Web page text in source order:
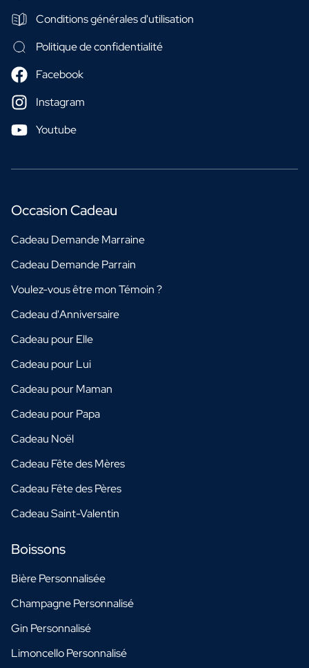
Conditions générales d'utilisation
Politique de confidentialité
Facebook
Instagram
Youtube
Occasion Cadeau
Cadeau Demande Marraine
Cadeau Demande Parrain
Voulez-vous être mon Témoin ?
Cadeau d'Anniversaire
Cadeau pour Elle
Cadeau pour Lui
Cadeau pour Maman
Cadeau pour Papa
Cadeau Noël
Cadeau Fête des Mères
Cadeau Fête des Pères
Cadeau Saint-Valentin
Boissons
Bière Personnalisée
Champagne Personnalisé
Gin Personnalisé
Limoncello Personnalisé